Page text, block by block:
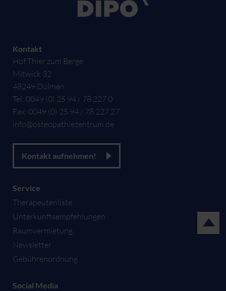
Kontakt
Hof Thier zum Berge
Mitwick 32
48249 Dülmen
Tel: 0049 (0) 25 94 / 78 227 0
Fax: 0049 (0) 25 94 / 78 227 27
info@osteopathiezentrum.de
Kontakt aufnehmen!
Service
Therapeutenliste
Unterkunftsempfehlungen
Raumvermietung
Newsletter
Gebührenordnung
Social Media